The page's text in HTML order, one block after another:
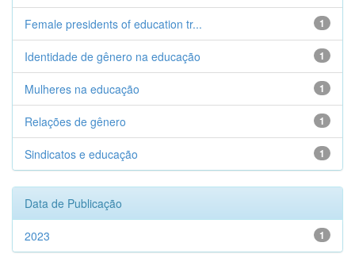
1
Female presidents of education tr...
1
Identidade de gênero na educação
1
Mulheres na educação
1
Relações de gênero
1
Sindicatos e educação
Data de Publicação
1
2023